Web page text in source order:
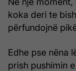
koka deri te
përfundojnë
Edhe pse nëna
prish pushimin